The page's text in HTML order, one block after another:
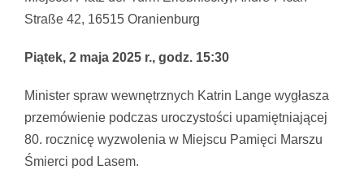
Straße 42, 16515 Oranienburg
Piątek, 2 maja 2025 r., godz. 15:30
Minister spraw wewnętrznych Katrin Lange wygłasza
przemówienie podczas uroczystości upamiętniającej
80. rocznicę wyzwolenia w Miejscu Pamięci Marszu
Śmierci pod Lasem.